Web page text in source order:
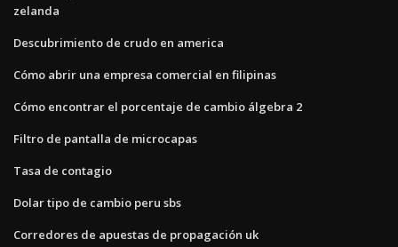
zelanda
Descubrimiento de crudo en america
Cómo abrir una empresa comercial en filipinas
Cómo encontrar el porcentaje de cambio álgebra 2
Filtro de pantalla de microcapas
Tasa de contagio
Dolar tipo de cambio peru sbs
Corredores de apuestas de propagación uk